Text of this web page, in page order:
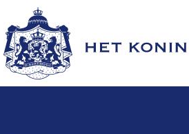
Naar de homepage van Het